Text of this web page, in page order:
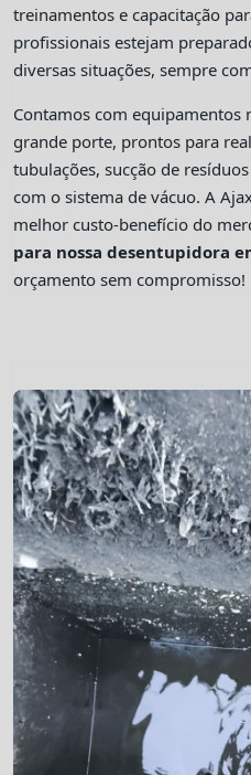
treinamentos e capacitação
profissionais estejam
diversas situações, sempre
Contamos com equipamentos
grande porte, prontos para
tubulações, sucção de
com o sistema de vácuo. A
melhor custo-benefício do
para nossa desentupidora
orçamento sem compromisso!